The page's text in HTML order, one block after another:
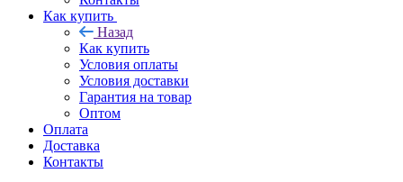
Как купить
Назад
Как купить
Условия оплаты
Условия доставки
Гарантия на товар
Оптом
Оплата
Доставка
Контакты